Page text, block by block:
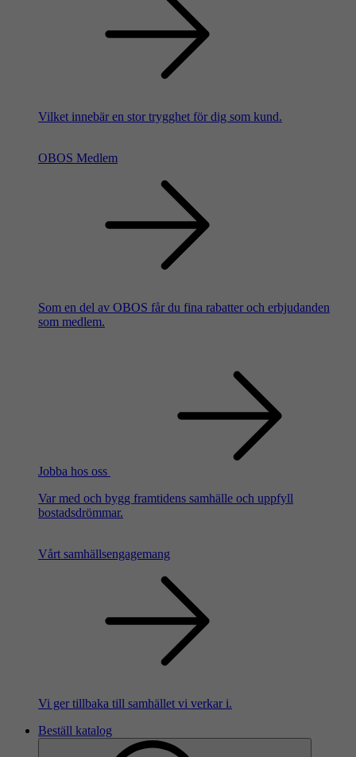
Vilket innebär en stor trygghet för dig som kund.
OBOS Medlem
Som en del av OBOS får du fina rabatter och erbjudanden
som medlem.
Jobba hos oss
Var med och bygg framtidens samhälle och uppfyll
bostadsdrömmar.
Vårt samhällsengagemang
Vi ger tillbaka till samhället vi verkar i.
Beställ katalog